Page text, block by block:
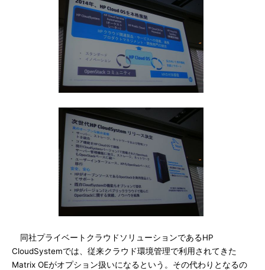
同社プライベートクラウドソリューションであるHP
CloudSystemでは、従来クラウド環境管理で利用されてきた
Matrix OEがオプション扱いになるという。その代わりとなるの